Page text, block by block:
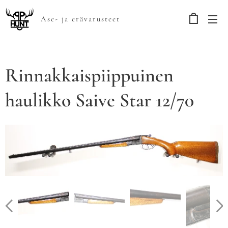
Ase- ja erävarusteet
Rinnakkaispiippuinen
haulikko Saive Star 12/70